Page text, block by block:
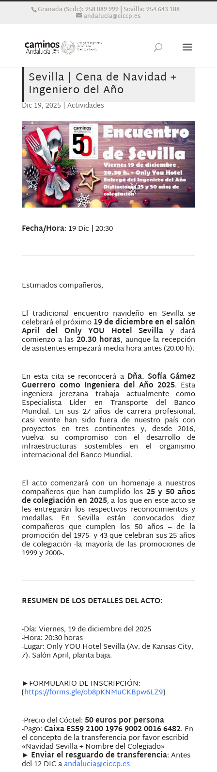
Granada (Sede): 958 089 999 | Sevilla: 954 643 188
andalucia@ciccp.es
Sevilla | Cena de Navidad +
Ingeniero del Año
Dic 19, 2025 | Actividades
Fecha/Hora: 19 Dic | 20:30
Estimados compañeros,
El tradicional encuentro navideño en Sevilla se
celebrará el próximo19 de diciembre en el salón
April del Only YOU Hotel Sevilla y dará
comienzo a las20.30 horas, aunque la recepción
de asistentes empezará media hora antes (20.00 h).
En esta cita se reconocerá a Dña. Sofía Gámez
Guerrero como Ingeniera del Año 2025. Esta
ingeniera jerezana trabaja actualmente como
Especialista Líder en Transporte del Banco
Mundial. En sus 27 años de carrera profesional,
casi veinte han sido fuera de nuestro país con
proyectos en tres continentes y, desde 2016,
vuelva su compromiso con el desarrollo de
infraestructuras sostenibles en el organismo
internacional del Banco Mundial.
El acto comenzará con un homenaje a nuestros
compañeros que han cumplido los 25 y 50 años
de colegiación en 2025, a los que en este acto se
les entregarán los respectivos reconocimientos y
medallas. En Sevilla están convocados diez
compañeros que cumplen los 50 años – de la
promoción del 1975- y 43 que celebran sus 25 años
de colegiación -la mayoría de las promociones de
1999 y 2000-.
RESUMEN DE LOS DETALLES DEL ACTO:
-Día: Viernes, 19 de diciembre del 2025
-Hora: 20:30 horas
-Lugar: Only YOU Hotel Sevilla (Av. de Kansas City,
7). Salón April, planta baja.
►FORMULARIO DE INSCRIPCIÓN:
[https://forms.gle/ob8pKNMuCKBpw6LZ9]
-Precio del Cóctel: 50 euros por persona
-Pago:Caixa ES59 2100 1976 9002 0016 6482. En
el concepto de la transferencia por favor escribid
«Navidad Sevilla + Nombre del Colegiado»
► Enviar el resguardo de transferencia: Antes
del 12 DIC aandalucia@ciccp.es